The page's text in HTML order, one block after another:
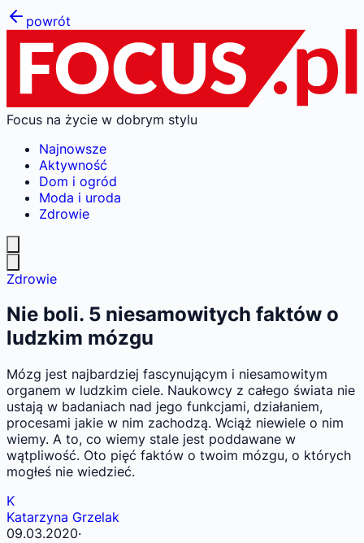
powrót
Focus na życie w dobrym stylu
Najnowsze
Aktywność
Dom i ogród
Moda i uroda
Zdrowie
Zdrowie
Nie boli. 5 niesamowitych faktów o
ludzkim mózgu
Mózg jest najbardziej fascynującym i niesamowitym
organem w ludzkim ciele. Naukowcy z całego świata nie
ustają w badaniach nad jego funkcjami, działaniem,
procesami jakie w nim zachodzą. Wciąż niewiele o nim
wiemy. A to, co wiemy stale jest poddawane w
wątpliwość. Oto pięć faktów o twoim mózgu, o których
mogłeś nie wiedzieć.
K
Katarzyna Grzelak
09.03.2020·